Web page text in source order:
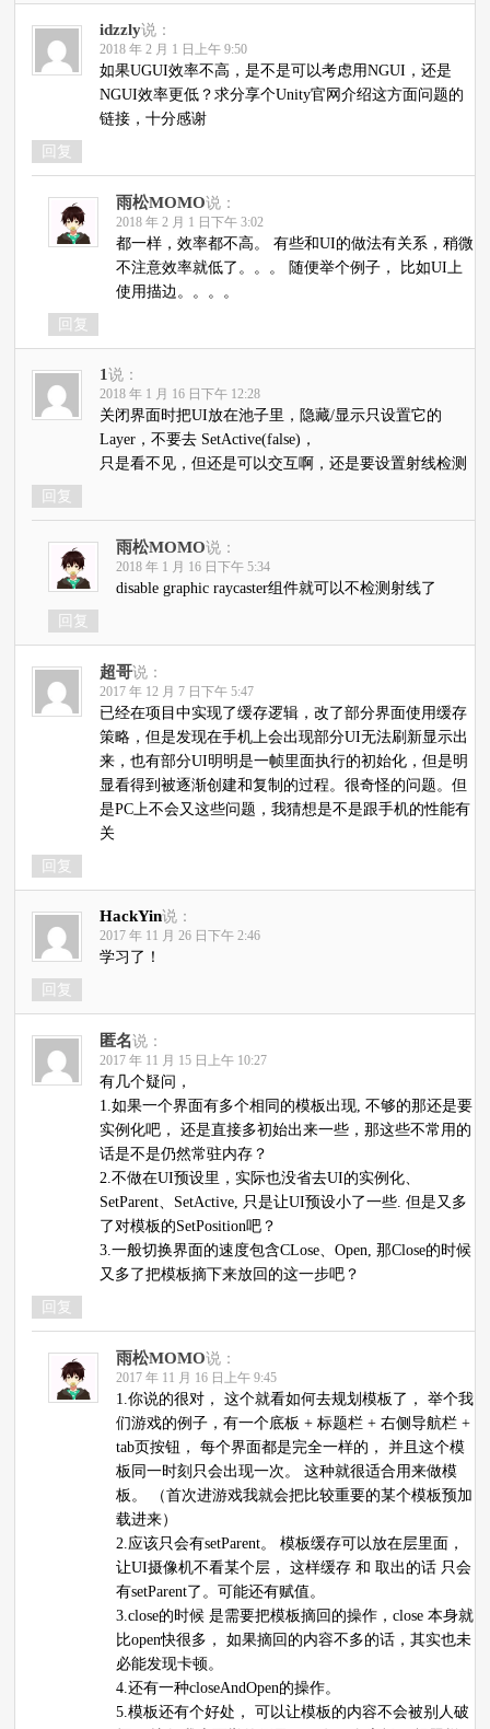
idzzly说：
2018 年 2 月 1 日上午 9:50
如果UGUI效率不高，是不是可以考虑用NGUI，还是
NGUI效率更低？求分享个Unity官网介绍这方面问题的
链接，十分感谢
回复
雨松MOMO说：
2018 年 2 月 1 日下午 3:02
都一样，效率都不高。 有些和UI的做法有关系，稍微
不注意效率就低了。。。 随便举个例子， 比如UI上
使用描边。。。。
回复
1说：
2018 年 1 月 16 日下午 12:28
关闭界面时把UI放在池子里，隐藏/显示只设置它的
Layer，不要去 SetActive(false)，
只是看不见，但还是可以交互啊，还是要设置射线检测
回复
雨松MOMO说：
2018 年 1 月 16 日下午 5:34
disable graphic raycaster组件就可以不检测射线了
回复
超哥说：
2017 年 12 月 7 日下午 5:47
已经在项目中实现了缓存逻辑，改了部分界面使用缓存
策略，但是发现在手机上会出现部分UI无法刷新显示出
来，也有部分UI明明是一帧里面执行的初始化，但是明
显看得到被逐渐创建和复制的过程。很奇怪的问题。但
是PC上不会又这些问题，我猜想是不是跟手机的性能有
关
回复
HackYin说：
2017 年 11 月 26 日下午 2:46
学习了！
回复
匿名说：
2017 年 11 月 15 日上午 10:27
有几个疑问，
1.如果一个界面有多个相同的模板出现, 不够的那还是要
实例化吧， 还是直接多初始出来一些，那这些不常用的
话是不是仍然常驻内存？
2.不做在UI预设里，实际也没省去UI的实例化、
SetParent、SetActive, 只是让UI预设小了一些. 但是又多
了对模板的SetPosition吧？
3.一般切换界面的速度包含CLose、Open, 那Close的时候
又多了把模板摘下来放回的这一步吧？
回复
雨松MOMO说：
2017 年 11 月 16 日上午 9:45
1.你说的很对， 这个就看如何去规划模板了， 举个我
们游戏的例子，有一个底板 + 标题栏 + 右侧导航栏 +
tab页按钮， 每个界面都是完全一样的， 并且这个模
板同一时刻只会出现一次。 这种就很适合用来做模
板。 （首次进游戏我就会把比较重要的某个模板预加
载进来）
2.应该只会有setParent。 模板缓存可以放在层里面，
让UI摄像机不看某个层， 这样缓存 和 取出的话 只会
有setParent了。可能还有赋值。
3.close的时候 是需要把模板摘回的操作，close 本身就
比open快很多， 如果摘回的内容不多的话，其实也未
必能发现卡顿。
4.还有一种closeAndOpen的操作。
5.模板还有个好处， 可以让模板的内容不会被别人破